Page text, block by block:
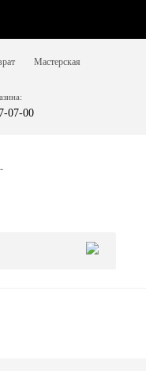
Мастерская
07-00